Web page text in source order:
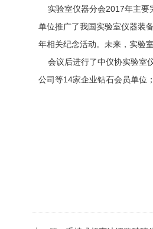
实验室仪器分会2017年主要
单位推广了我国实验室仪器装
年相关纪念活动。未来，实验
会议后进行了中仪协实验室
公司等14家企业钻石会员单位